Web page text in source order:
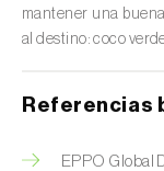
Ciruelo (
Clavel (
Cocotero (
mantener una
al destino: coco
Referencias
EPPO Global